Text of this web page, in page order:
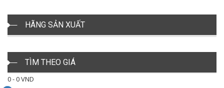
HÃNG SẢN XUẤT
TÌM THEO GIÁ
0-0VND